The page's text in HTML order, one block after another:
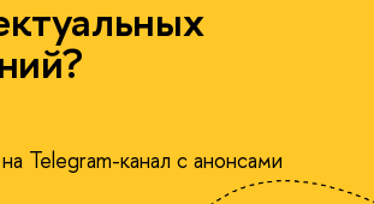
Telegram-канал с анонсами